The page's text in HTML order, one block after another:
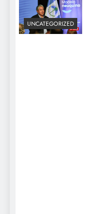
UNCATEGORIZED